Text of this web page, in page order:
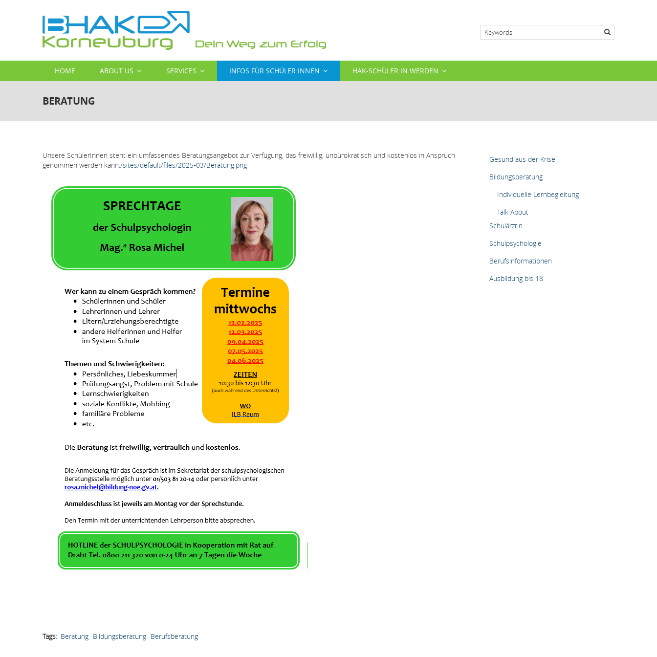
Search
MAIN
NAVIGATION
HOME ABOUT US SERVICES INFOS FÜR SCHÜLER:INNEN HAK-SCHÜLER:IN WERDEN
BERATUNG
Unsere SchülerInnen steht ein umfassendes Beratungsangebot zur Verfügung, das freiwillig, unbürokratisch und kostenlos in Anspruch
genommen werden kann./sites/default/files/2025-03/Beratung.png
Tags Beratung Bildungsberatung Berufsberatung
HAUPTMENÜ
Gesund aus der Krise
Bildungsberatung
Individuelle Lernbegleitung
Talk About
Schulärztin
Schulpsychologie
Berufsinformationen
Ausbildung bis 18